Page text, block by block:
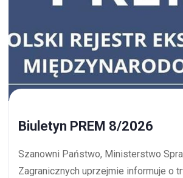
Biuletyn PREM 8/2026
Szanowni Państwo, Ministerstwo
Zagranicznych uprzejmie informuje o